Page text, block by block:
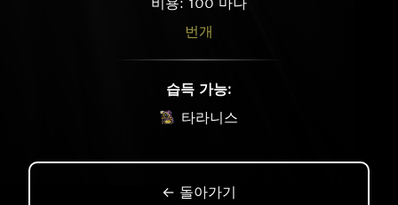
번개
습득 가능:
타라니스
← 돌아가기